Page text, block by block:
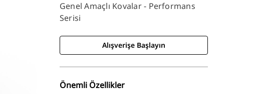
Genel Amaçlı Kovalar - Performans
Serisi
Alışverişe Başlayın
Önemli Özellikler